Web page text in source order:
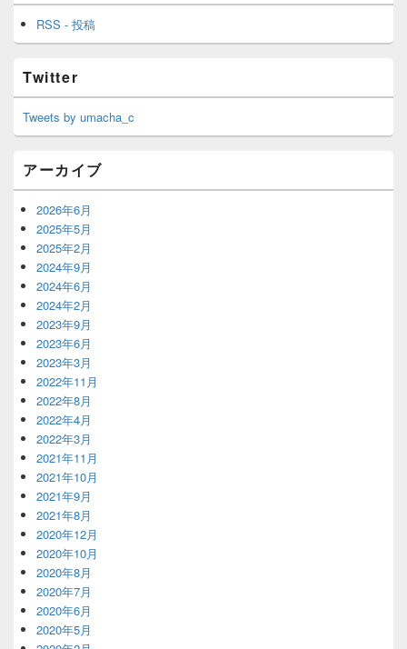
RSS - 投稿
Twitter
Tweets by umacha_c
アーカイブ
2026年6月
2025年5月
2025年2月
2024年9月
2024年6月
2024年2月
2023年9月
2023年6月
2023年3月
2022年11月
2022年8月
2022年4月
2022年3月
2021年11月
2021年10月
2021年9月
2021年8月
2020年12月
2020年10月
2020年8月
2020年7月
2020年6月
2020年5月